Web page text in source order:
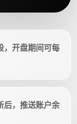
，开盘期间可每
后，推送账户余